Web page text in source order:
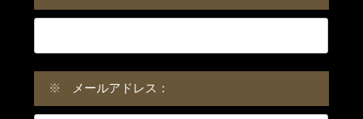
※ メールアドレス：